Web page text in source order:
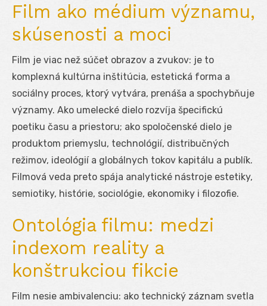
Film ako médium významu,
skúsenosti a moci
Film je viac než súčet obrazov a zvukov: je to
komplexná kultúrna inštitúcia, estetická forma a
sociálny proces, ktorý vytvára, prenáša a spochybňuje
významy. Ako umelecké dielo rozvíja špecifickú
poetiku času a priestoru; ako spoločenské dielo je
produktom priemyslu, technológií, distribučných
režimov, ideológií a globálnych tokov kapitálu a publík.
Filmová veda preto spája analytické nástroje estetiky,
semiotiky, histórie, sociológie, ekonomiky i filozofie.
Ontológia filmu: medzi
indexom reality a
konštrukciou fikcie
Film nesie ambivalenciu: ako technický záznam svetla